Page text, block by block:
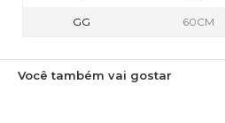
GG 60CM
Você também vai gostar